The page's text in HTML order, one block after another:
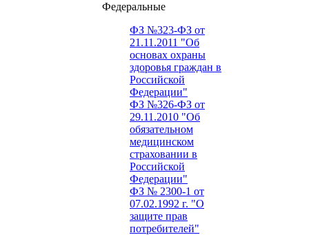
Федеральные
ФЗ №323-ФЗ от
21.11.2011 "Об
основах охраны
здоровья граждан в
Российской
Федерации"
ФЗ №326-ФЗ от
29.11.2010 "Об
обязательном
медицинском
страховании в
Российской
Федерации"
ФЗ № 2300-1 от
07.02.1992 г. "О
защите прав
потребителей"